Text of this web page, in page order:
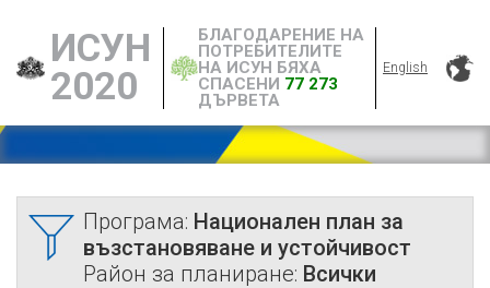
ИСУН
2020
БЛАГОДАРЕНИЕ НА
ПОТРЕБИТЕЛИТЕ
НА ИСУН БЯХА
СПАСЕНИ 77 273
ДЪРВЕТА
English
Програма: Национален план за
възстановяване и устойчивост
Район за планиране: Всички